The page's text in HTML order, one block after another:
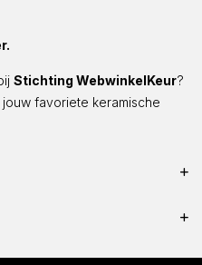
Stichting WebwinkelKeur?
favoriete keramische